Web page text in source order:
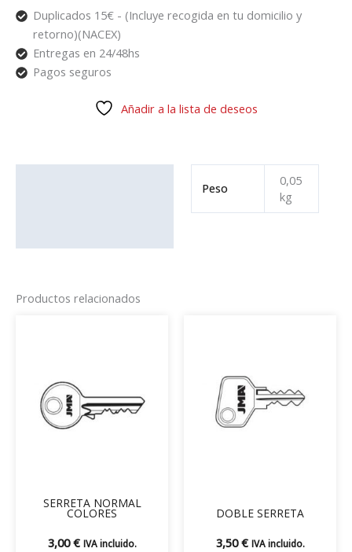
Duplicados 15€ - (Incluye recogida en tu domicilio y
retorno)(NACEX)
Entregas en 24/48hs
Pagos seguros
Añadir a la lista de deseos
Peso
0,05
kg
Productos relacionados
SERRETA NORMAL
COLORES
3,00€ IVA incluido.
DOBLE SERRETA
3,50€ IVA incluido.